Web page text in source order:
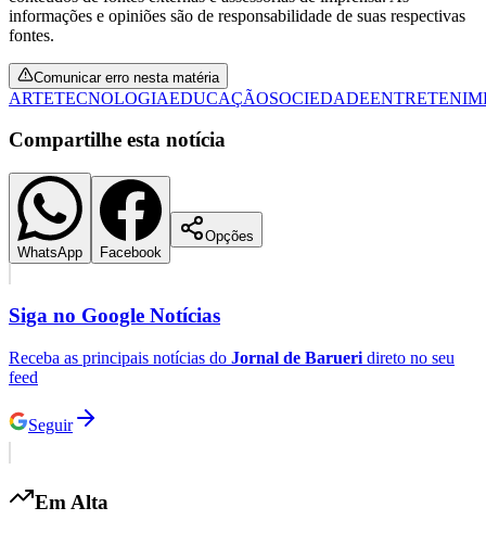
Flamengo
informações e opiniões são de responsabilidade de suas respectivas
fontes.
Comunicar erro nesta matéria
ARTETECNOLOGIAEDUCAÇÃOSOCIEDADE
Compartilhe esta notícia
WhatsApp Facebook
Opções
Siga no Google Notícias
Receba as principais notícias do Jornal de Barueri direto no seu
feed
Seguir
Em Alta